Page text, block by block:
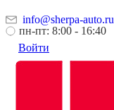
info@sherpa-auto.ru
пн-пт: 8:00 - 16:40
Войти